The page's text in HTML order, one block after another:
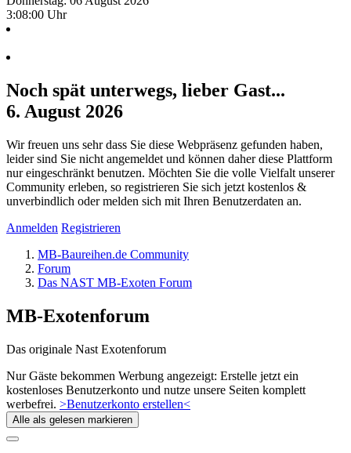
3:08:01 Uhr
Noch spät unterwegs, lieber Gast...
6. August 2026
Wir freuen uns sehr dass Sie diese Webpräsenz gefunden haben,
leider sind Sie nicht angemeldet und können daher diese Plattform
nur eingeschränkt benutzen. Möchten Sie die volle Vielfalt unserer
Community erleben, so registrieren Sie sich jetzt kostenlos &
unverbindlich oder melden sich mit Ihren Benutzerdaten an.
Anmelden Registrieren
MB-Baureihen.de Community
Forum
Das NAST MB-Exoten Forum
MB-Exotenforum
Das originale Nast Exotenforum
Nur Gäste bekommen Werbung angezeigt: Erstelle jetzt ein
kostenloses Benutzerkonto und nutze unsere Seiten komplett
werbefrei. >Benutzerkonto erstellen<
Alle als gelesen markieren